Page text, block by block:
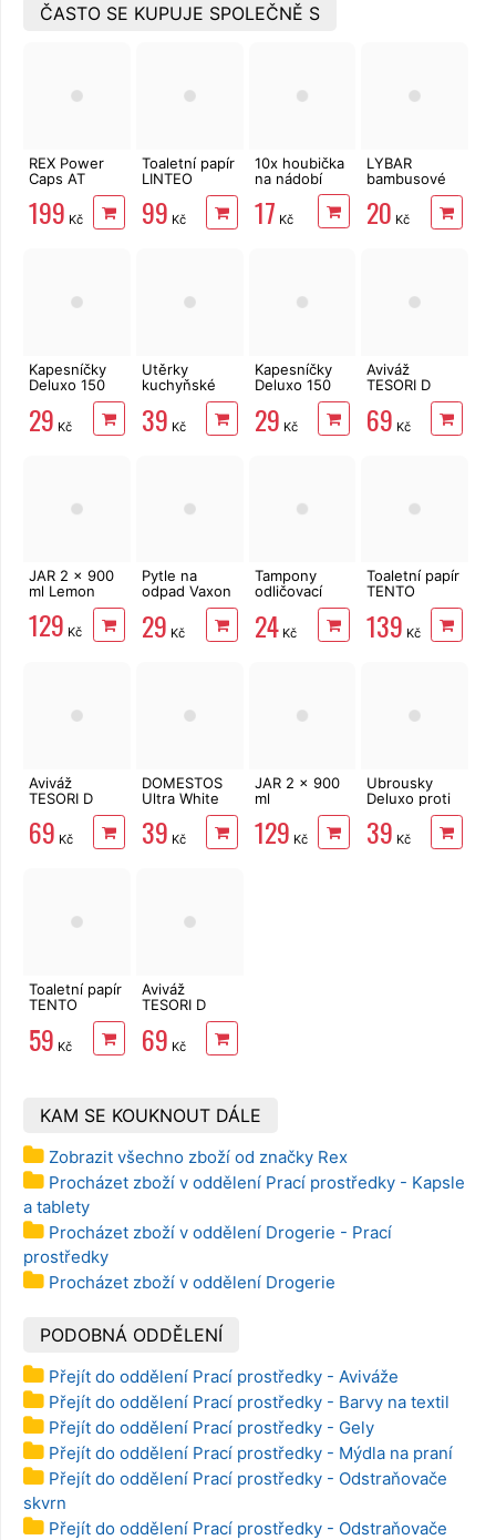
ČASTO SE KUPUJE SPOLEČNĚ S
REX Power
Caps AT
Universal 36
ks
199 Kč
Toaletní papír
LINTEO
3vrstvý 16
rolí, 240 m
99 Kč
10x houbička
na nádobí
17 Kč
LYBAR
bambusové
tyčinky 200
ks
20 Kč
Kapesníčky
Deluxo 150
ks 3vrstvé v
krabičce,
šedé květy
29 Kč
Utěrky
kuchyňské
Clean
2vrstvé, 4
39 Kč
Kapesníčky
Deluxo 150
ks 3vrstvé v
krabičce,
zvířátka
29 Kč
Aviváž
TESORI D
´ORIENTE
Ayurveda 760
ml 38 PD
69 Kč
JAR 2 x 900
ml Lemon
129 Kč
Pytle na
odpad Vaxon
60l, 20ks,
13µm, vázací,
fialové,
29 Kč
Tampony
odličovací
LINTEO 120
ks
24Kč
Toaletní papír
TENTO
Delicate
3vrstvý 24
139 Kč
Aviváž
TESORI D
´ORIENTE
Muschio
Bianco 760 ml
69 Kč
DOMESTOS
Ultra White
39 Kč
JAR 2 x 900
ml
Pomegranate
129 Kč
Ubrousky
Deluxo proti
zabarvení
prádla 20 ks
39 Kč
Toaletní papír
TENTO
3vrstvý 8 rolí,
144 m
59 Kč
Aviváž
TESORI D
´ORIENTE
Byzantium
760 ml 38 PD
69 Kč
KAM SE KOUKNOUT DÁLE
Zobrazit všechno zboží od značky Rex
Procházet zboží v oddělení Prací prostředky - Kapsle
a tablety
Procházet zboží v oddělení Drogerie - Prací
prostředky
Procházet zboží v oddělení Drogerie
PODOBNÁ ODDĚLENÍ
Přejít do oddělení Prací prostředky - Aviváže
Přejít do oddělení Prací prostředky - Barvy na textil
Přejít do oddělení Prací prostředky - Gely
Přejít do oddělení Prací prostředky - Mýdla na praní
Přejít do oddělení Prací prostředky - Odstraňovače
skvrn
Přejít do oddělení Prací prostředky - Odstraňovače